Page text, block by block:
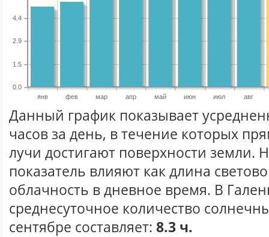
янв фев мар апр май июн июл авг
0.0
1.5
2.9
4.4
Данный график показывает
часов за день, в течение которых
лучи достигают поверхности земли.
показатель влияют как длина
облачность в дневное время. В
среднесуточное количество
сентябре составляет: 8.3 ч.